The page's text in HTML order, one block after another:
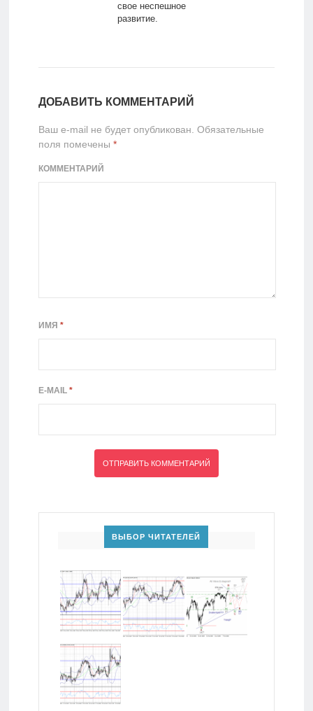
свое неспешное
развитие.
ДОБАВИТЬ КОММЕНТАРИЙ
Ваш e-mail не будет опубликован. Обязательные
поля помечены *
КОММЕНТАРИЙ
ИМЯ *
E-MAIL *
ВЫБОР ЧИТАТЕЛЕЙ